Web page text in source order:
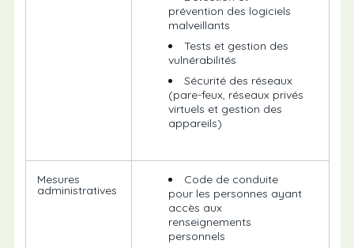
prévention des logiciels
malveillants
Tests et gestion des
vulnérabilités
Sécurité des réseaux
(pare-feux, réseaux privés
virtuels et gestion des
appareils)
Mesures
administratives
Code de conduite
pour les personnes ayant
accès aux
renseignements
personnels